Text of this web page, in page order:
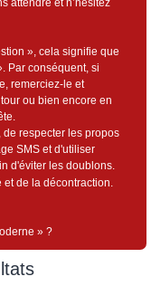
attendre et n’hésitez
», cela signifie que
Par conséquent, si
remerciez-le et
ou bien encore en
respecter les propos
SMS et d'utiliser
d'éviter les doublons.
et de la décontraction.
» ?